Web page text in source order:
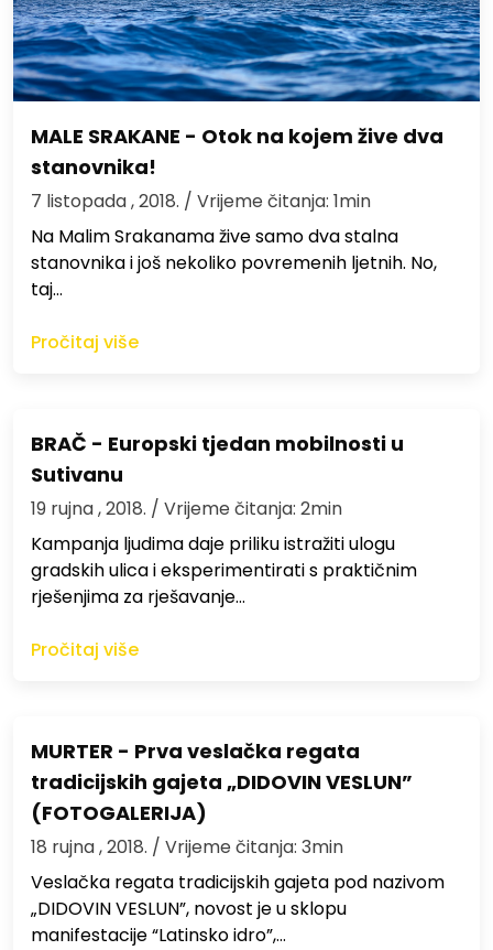
MALE SRAKANE - Otok na kojem žive dva
stanovnika!
7 listopada , 2018. / Vrijeme čitanja: 1min
Na Malim Srakanama žive samo dva stalna
stanovnika i još nekoliko povremenih ljetnih. No,
taj…
Pročitaj više
BRAČ - Europski tjedan mobilnosti u
Sutivanu
19 rujna , 2018. / Vrijeme čitanja: 2min
Kampanja ljudima daje priliku istražiti ulogu
gradskih ulica i eksperimentirati s praktičnim
rješenjima za rješavanje…
Pročitaj više
MURTER - Prva veslačka regata
tradicijskih gajeta „DIDOVIN VESLUN”
(FOTOGALERIJA)
18 rujna , 2018. / Vrijeme čitanja: 3min
Veslačka regata tradicijskih gajeta pod nazivom
„DIDOVIN VESLUN”, novost je u sklopu
manifestacije “Latinsko idro”,…